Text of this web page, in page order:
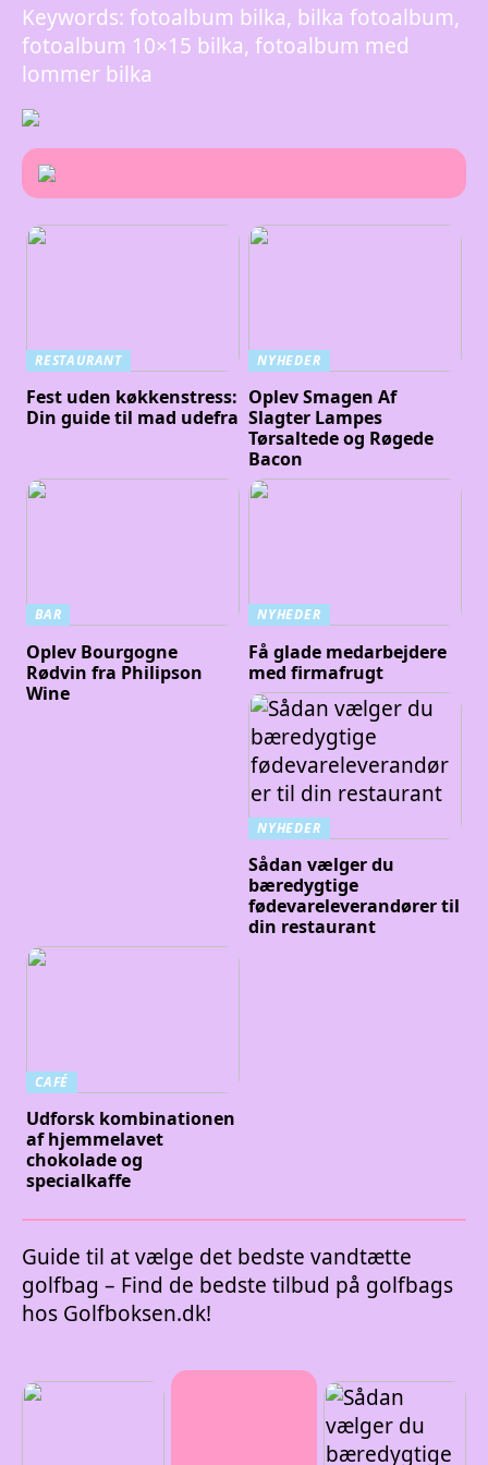
Keywords: fotoalbum bilka, bilka fotoalbum,
fotoalbum 10×15 bilka, fotoalbum med
lommer bilka
RESTAURANT
Fest uden køkkenstress:
Din guide til mad udefra
NYHEDER
Oplev Smagen Af
Slagter Lampes
Tørsaltede og Røgede
Bacon
BAR
Oplev Bourgogne
Rødvin fra Philipson
Wine
NYHEDER
Få glade medarbejdere
med firmafrugt
NYHEDER
Sådan vælger du
bæredygtige
fødevareleverandører til
din restaurant
CAFÉ
Udforsk kombinationen
af hjemmelavet
chokolade og
specialkaffe
Guide til at vælge det bedste vandtætte
golfbag – Find de bedste tilbud på golfbags
hos Golfboksen.dk!